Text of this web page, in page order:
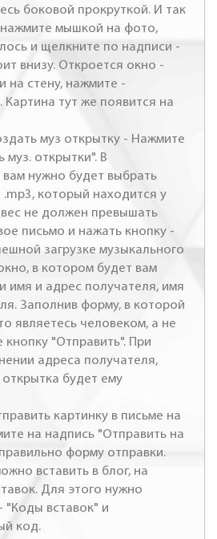
боковой прокруткой. И так
мышкой на фото,
и щелкните по надписи -
внизу. Откроется окно -
на стену, нажмите -
Картина тут же появится на
муз открытку - Нажмите
муз. открытки". В
нужно будет выбрать
который находится у
не должен превышать
письмо и нажать кнопку -
загрузке музыкального
в котором будет вам
имя и адрес получателя, имя
Заполнив форму, в которой
являетесь человеком, а не
"Отправить". При
адреса получателя,
будет ему
картинку в письме на
на надпись "Отправить на
форму отправки.
вставить в блог, на
Для этого нужно
"Коды вставок" и
код.